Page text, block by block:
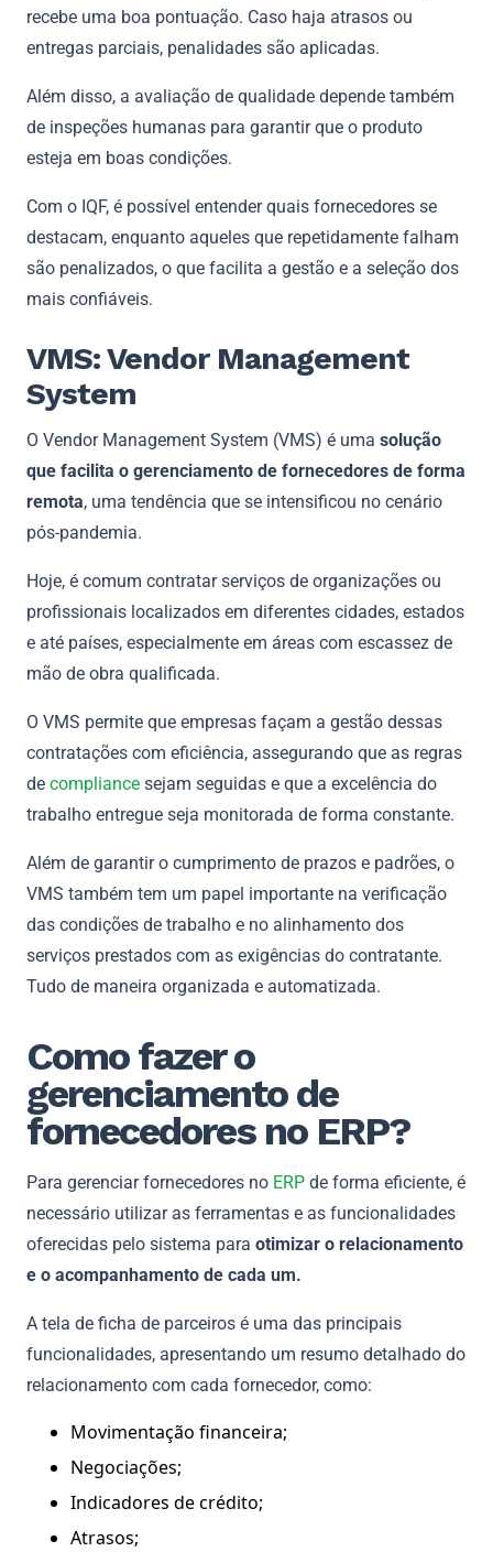
recebe uma boa pontuação. Caso haja atrasos ou
entregas parciais, penalidades são aplicadas.
Além disso, a avaliação de qualidade depende também
de inspeções humanas para garantir que o produto
esteja em boas condições.
Com o IQF, é possível entender quais fornecedores se
destacam, enquanto aqueles que repetidamente falham
são penalizados, o que facilita a gestão e a seleção dos
mais confiáveis.
VMS: Vendor Management
System
O Vendor Management System (VMS) é uma solução
que facilita o gerenciamento de fornecedores de forma
remota, uma tendência que se intensificou no cenário
pós-pandemia.
Hoje, é comum contratar serviços de organizações ou
profissionais localizados em diferentes cidades, estados
e até países, especialmente em áreas com escassez de
mão de obra qualificada.
O VMS permite que empresas façam a gestão dessas
contratações com eficiência, assegurando que as regras
de compliance sejam seguidas e que a excelência do
trabalho entregue seja monitorada de forma constante.
Além de garantir o cumprimento de prazos e padrões, o
VMS também tem um papel importante na verificação
das condições de trabalho e no alinhamento dos
serviços prestados com as exigências do contratante.
Tudo de maneira organizada e automatizada.
Como fazer o
gerenciamento de
fornecedores no ERP?
Para gerenciar fornecedores no ERP de forma eficiente, é
necessário utilizar as ferramentas e as funcionalidades
oferecidas pelo sistema para otimizar o relacionamento
e o acompanhamento de cada um.
A tela de ficha de parceiros é uma das principais
funcionalidades, apresentando um resumo detalhado do
relacionamento com cada fornecedor, como:
Movimentação financeira;
Negociações;
Indicadores de crédito;
Atrasos;